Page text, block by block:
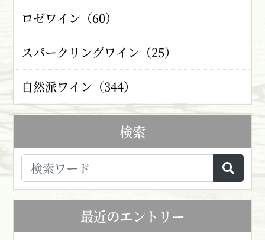
ロゼワイン（60）
スパークリングワイン（25）
自然派ワイン（344）
検索
最近のエントリー